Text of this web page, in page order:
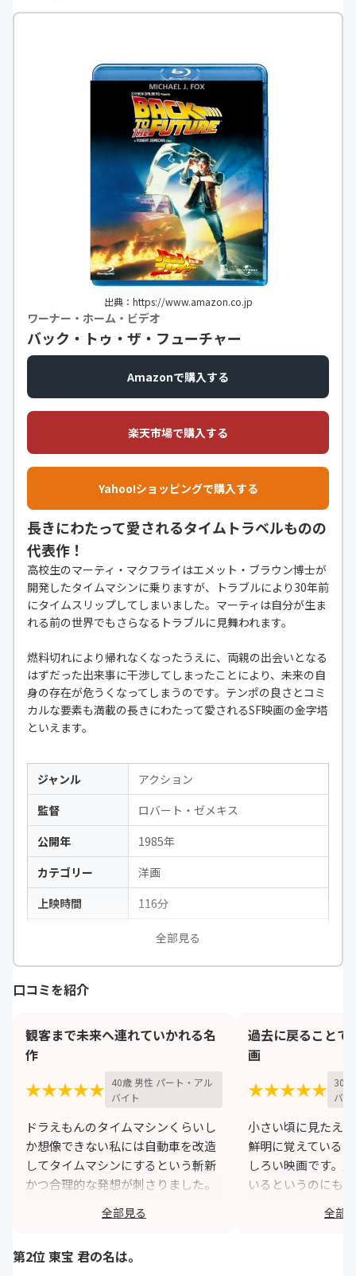
出典：https://www.amazon.co.jp
ワーナー・ホーム・ビデオ
バック・トゥ・ザ・フューチャー
Amazonで購入する
楽天市場で購入する
Yahoo!ショッピングで購入する
長きにわたって愛されるタイムトラベルものの
代表作！
高校生のマーティ・マクフライはエメット・ブラウン博士が
開発したタイムマシンに乗りますが、トラブルにより30年前
にタイムスリップしてしまいました。マーティは自分が生ま
れる前の世界でもさらなるトラブルに見舞われます。
燃料切れにより帰れなくなったうえに、両親の出会いとなる
はずだった出来事に干渉してしまったことにより、未来の自
身の存在が危うくなってしまうのです。テンポの良さとコミ
カルな要素も満載の長きにわたって愛されるSF映画の金字塔
といえます。
ジャンル
アクション
監督
ロバート・ゼメキス
公開年
1985年
カテゴリー
洋画
上映時間
116分
マイケル・J・フォックス、クリス
全部見る
口コミを紹介
観客まで未来へ連れていかれる名
作
★★★★★ 40歳 男性 パート・アル
バイト
ドラえもんのタイムマシンくらいし
か想像できない私には自動車を改造
してタイムマシンにするという斬新
かつ合理的な発想が刺さりました。
主人公の夢をのせるためのタイムマ
シンが私たち観客までも乗せていっ
ですね。
全部見る
過去に戻ることで
画
★★★★★ 30
バイ
小さい頃に見たえ
鮮明に覚えている
しろい映画です。
いるというのにも
マシーンに乗って
行くというのもす
全部
第2位 東宝 君の名は。